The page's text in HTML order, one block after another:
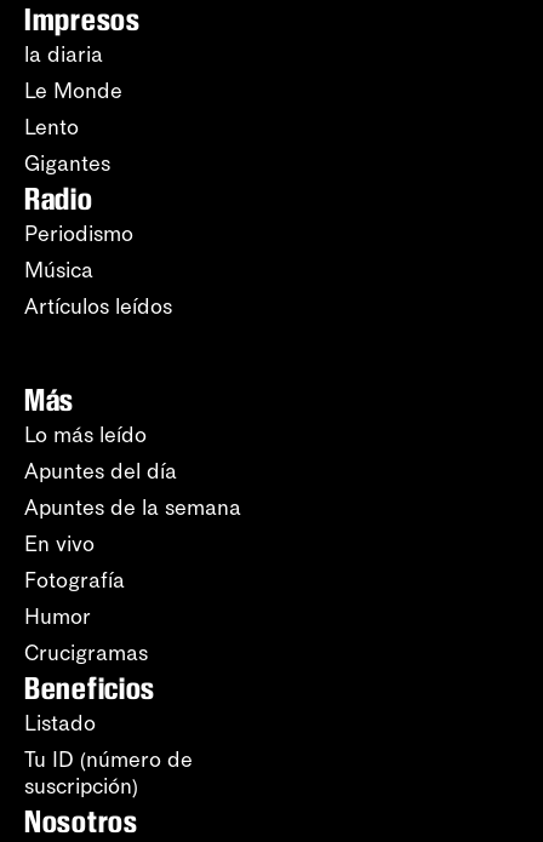
Impresos
la diaria
Le Monde
Lento
Gigantes
Radio
Periodismo
Música
Artículos leídos
Más
Lo más leído
Apuntes del día
Apuntes de la semana
En vivo
Fotografía
Humor
Crucigramas
Beneficios
Listado
Tu ID (número de
suscripción)
Nosotros